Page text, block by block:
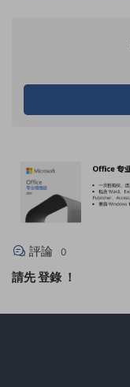
評論 0
請先登錄 ！